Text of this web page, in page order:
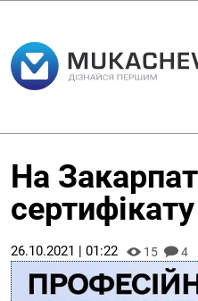
На
26.10.2021 | 01:22 15 4